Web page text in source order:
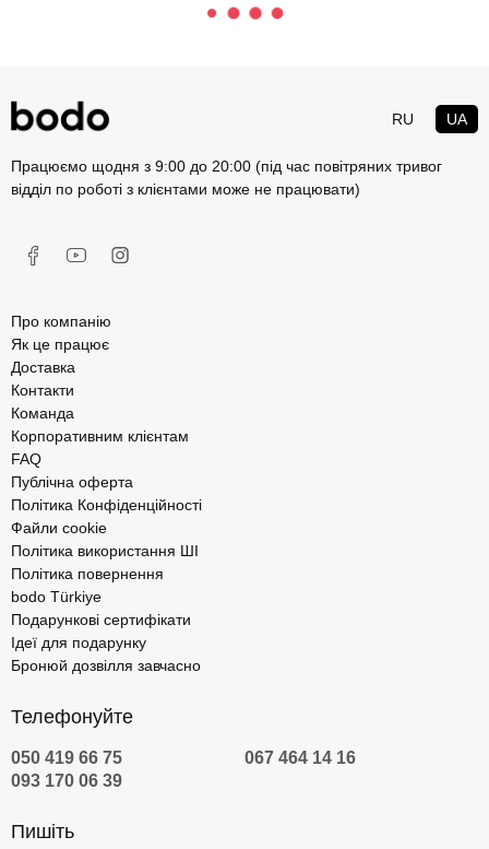
RU UA
Працюємо щодня з 9:00 до 20:00 (під час повітряних тривог
відділ по роботі з клієнтами може не працювати)
Про компанію
Як це працює
Доставка
Контакти
Команда
Корпоративним клієнтам
FAQ
Публічна оферта
Політика Конфіденційності
Файли cookie
Політика використання ШІ
Політика повернення
bodo Türkiye
Подарункові сертифікати
Ідеї для подарунку
Бронюй дозвілля завчасно
Телефонуйте
050 419 66 75
067 464 14 16
093 170 06 39
Пишіть